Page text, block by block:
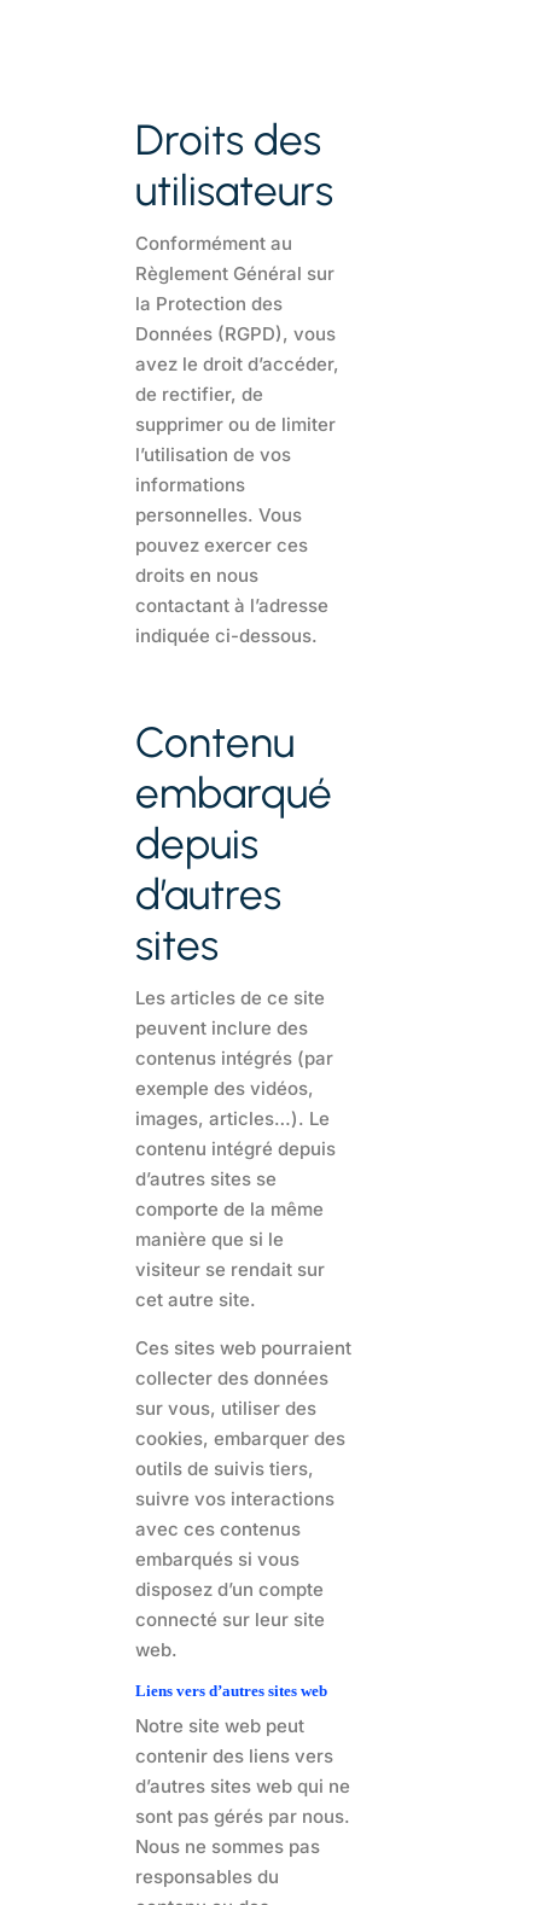
Droits des
utilisateurs
Conformément au
Règlement Général sur
la Protection des
Données (RGPD), vous
avez le droit d’accéder,
de rectifier, de
supprimer ou de limiter
l’utilisation de vos
informations
personnelles. Vous
pouvez exercer ces
droits en nous
contactant à l’adresse
indiquée ci-dessous.
Contenu
embarqué
depuis
d’autres
sites
Les articles de ce site
peuvent inclure des
contenus intégrés (par
exemple des vidéos,
images, articles…). Le
contenu intégré depuis
d’autres sites se
comporte de la même
manière que si le
visiteur se rendait sur
cet autre site.
Ces sites web pourraient
collecter des données
sur vous, utiliser des
cookies, embarquer des
outils de suivis tiers,
suivre vos interactions
avec ces contenus
embarqués si vous
disposez d’un compte
connecté sur leur site
web.
Liens vers d’autres sites web
Notre site web peut
contenir des liens vers
d’autres sites web qui ne
sont pas gérés par nous.
Nous ne sommes pas
responsables du